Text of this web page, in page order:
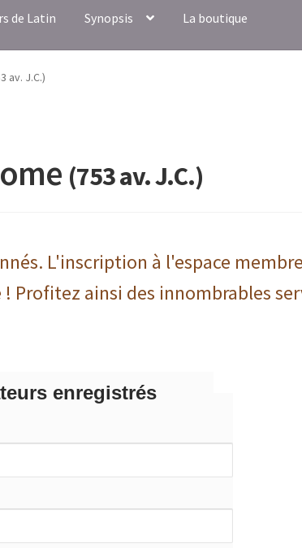
de Latin Synopsis La boutique
av. J.C.)
(753 av. J.C.)
L'inscription à l'espace
ainsi des innombrables
enregistrés